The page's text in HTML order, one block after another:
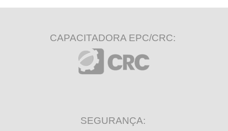
CAPACITADORA EPC/CRC:
SEGURANÇA: